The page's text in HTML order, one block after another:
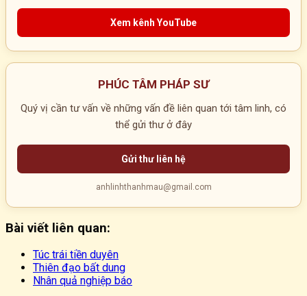
Xem kênh YouTube
PHÚC TÂM PHÁP SƯ
Quý vị cần tư vấn về những vấn đề liên quan tới tâm linh, có
thể gửi thư ở đây
Gửi thư liên hệ
anhlinhthanhmau@gmail.com
Bài viết liên quan:
Túc trái tiền duyên
Thiên đạo bất dung
Nhân quả nghiệp báo